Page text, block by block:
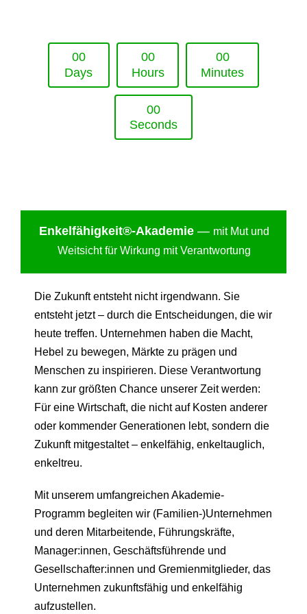
00
Days
00
Hours
00
Minutes
00
Seconds
Enkelfähigkeit®-Akademie — mit Mut und
Weitsicht für Wirkung mit Verantwortung
Die Zukunft entsteht nicht irgendwann. Sie
entsteht jetzt – durch die Entscheidungen, die wir
heute treffen. Unternehmen haben die Macht,
Hebel zu bewegen, Märkte zu prägen und
Menschen zu inspirieren. Diese Verantwortung
kann zur größten Chance unserer Zeit werden:
Für eine Wirtschaft, die nicht auf Kosten anderer
oder kommender Generationen lebt, sondern die
Zukunft mitgestaltet – enkelfähig, enkeltauglich,
enkeltreu.
Mit unserem umfangreichen Akademie-
Programm begleiten wir (Familien-)Unternehmen
und deren Mitarbeitende, Führungskräfte,
Manager:innen, Geschäftsführende und
Gesellschafter:innen und Gremienmitglieder, das
Unternehmen zukunftsfähig und enkelfähig
aufzustellen.